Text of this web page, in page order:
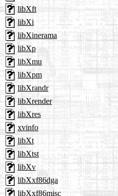
libXft
libXi
libXinerama
libXp
libXmu
libXpm
libXrandr
libXrender
libXres
xvinfo
libXt
libXtst
libXv
libXxf86dga
libXxf86misc